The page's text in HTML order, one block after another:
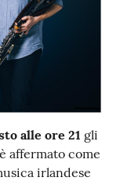
alle ore 21 gli
affermato come
irlandese